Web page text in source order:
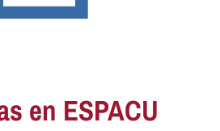
en ESPACU